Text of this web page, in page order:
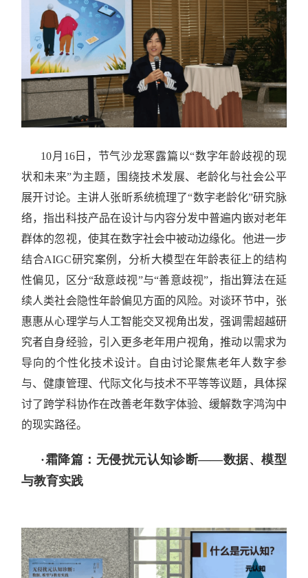
10月16日，节气沙龙寒露篇以“数字年龄歧视的现
状和未来”为主题，围绕技术发展、老龄化与社会公平
展开讨论。主讲人张昕系统梳理了“数字老龄化”研究脉
络，指出科技产品在设计与内容分发中普遍内嵌对老年
群体的忽视，使其在数字社会中被动边缘化。他进一步
结合AIGC研究案例，分析大模型在年龄表征上的结构
性偏见，区分“敌意歧视”与“善意歧视”，指出算法在延
续人类社会隐性年龄偏见方面的风险。对谈环节中，张
惠惠从心理学与人工智能交叉视角出发，强调需超越研
究者自身经验，引入更多老年用户视角，推动以需求为
导向的个性化技术设计。自由讨论聚焦老年人数字参
与、健康管理、代际文化与技术不平等等议题，具体探
讨了跨学科协作在改善老年数字体验、缓解数字鸿沟中
的现实路径。
·霜降篇：无侵扰元认知诊断——数据、模型
与教育实践